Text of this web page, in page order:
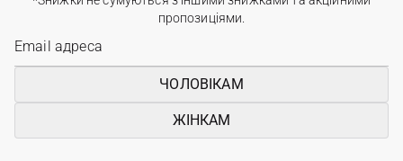
пропозиціями.
ЧОЛОВІКАМ
ЖІНКАМ